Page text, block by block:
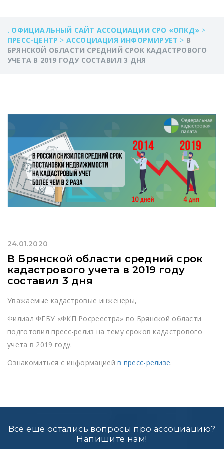
. ОФИЦИАЛЬНЫЙ САЙТ АССОЦИАЦИИ СРО «ОПКД» >
ПРЕСС-ЦЕНТР > АССОЦИАЦИЯ ИНФОРМИРУЕТ > В
БРЯНСКОЙ ОБЛАСТИ СРЕДНИЙ СРОК КАДАСТРОВОГО
УЧЕТА В 2019 ГОДУ СОСТАВИЛ 3 ДНЯ
24.01.2020
В Брянской области средний срок
кадастрового учета в 2019 году
составил 3 дня
Уважаемые кадастровые инженеры,
Филиал ФГБУ «ФКП Росреестра» по Брянской области
подготовил пресс-релиз на тему сроков кадастрового
учета в 2019 году.
Ознакомиться с информациейв пресс-релизе.
Все еще остались вопросы про ассоциацию?
Напишите нам!